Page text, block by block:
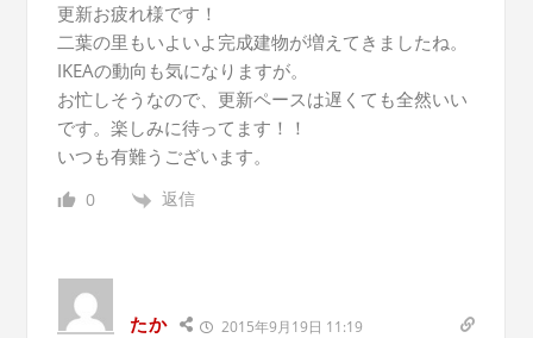
更新お疲れ様です！
二葉の里もいよいよ完成建物が増えてきましたね。
IKEAの動向も気になりますが。
お忙しそうなので、更新ペースは遅くても全然いい
です。楽しみに待ってます！！
いつも有難うございます。
0 返信
たか 2015年9月19日 11:19